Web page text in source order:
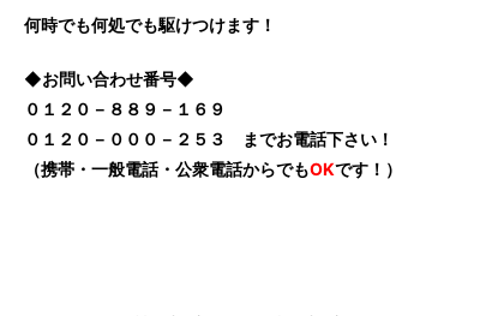
何時でも何処でも駆けつけます！
◆お問い合わせ番号◆
０１２０－８８９－１６９
０１２０－０００－２５３ までお電話下さい！
（携帯・一般電話・公衆電話からでもOKです！）